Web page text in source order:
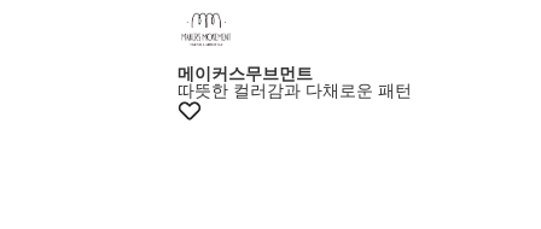
메이커스무브먼트
따뜻한 컬러감과 다채로운 패턴